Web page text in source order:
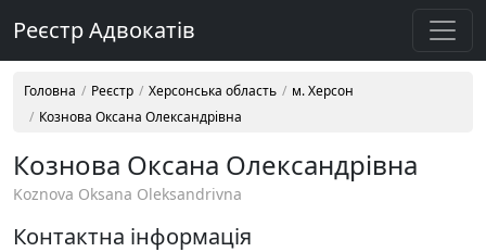
Реєстр Адвокатів
Головна Реєстр Херсонська область
м. Херсон
Кознова Оксана Олександрівна
Кознова Оксана Олександрівна
Koznova Oksana Oleksandrivna
Контактна інформація